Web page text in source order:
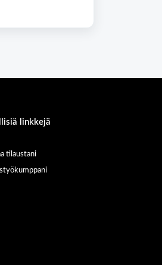
linkkejä
tilaustani